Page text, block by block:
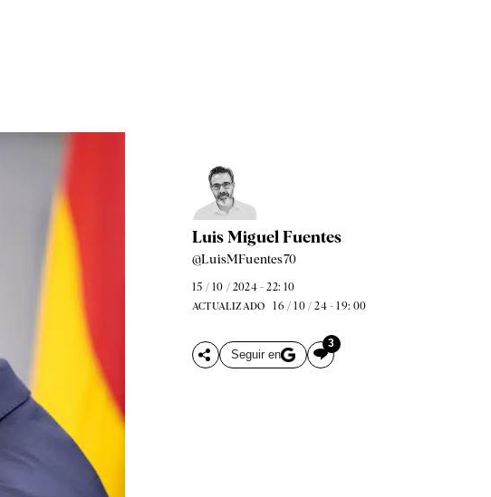
Luis Miguel Fuentes
@LuisMFuentes70
15 / 10 / 2024 - 22: 10
ACTUALIZADO 16 / 10 / 24 - 19: 00
Seguir en
3